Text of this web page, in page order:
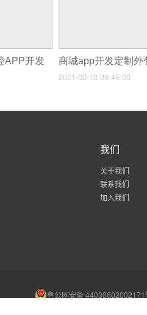
APP开发
2021-02-13 09:45:00
我们
关于我们
联系我们
加入我们
粤公网安备 44030602002171